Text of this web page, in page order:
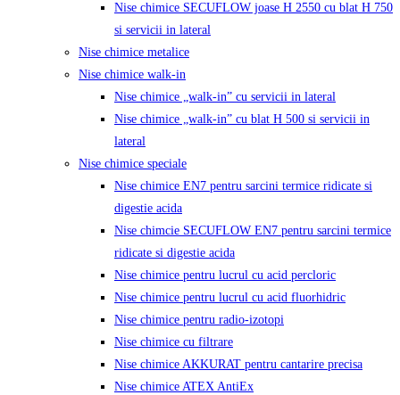
Nise chimice SECUFLOW joase H 2550 cu blat H 750
si servicii in lateral
Nise chimice metalice
Nise chimice walk-in
Nise chimice „walk-in” cu servicii in lateral
Nise chimice „walk-in” cu blat H 500 si servicii in
lateral
Nise chimice speciale
Nise chimice EN7 pentru sarcini termice ridicate si
digestie acida
Nise chimcie SECUFLOW EN7 pentru sarcini termice
ridicate si digestie acida
Nise chimice pentru lucrul cu acid percloric
Nise chimice pentru lucrul cu acid fluorhidric
Nise chimice pentru radio-izotopi
Nise chimice cu filtrare
Nise chimice AKKURAT pentru cantarire precisa
Nise chimice ATEX AntiEx